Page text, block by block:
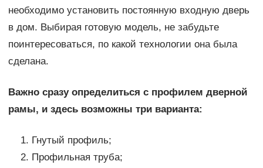
необходимо установить постоянную входную дверь
в дом. Выбирая готовую модель, не забудьте
поинтересоваться, по какой технологии она была
сделана.
Важно сразу определиться с профилем дверной
рамы, и здесь возможны три варианта:
Гнутый профиль;
Профильная труба;